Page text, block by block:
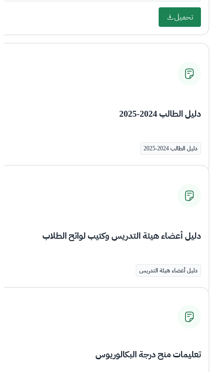
تحميل
دليل الطالب 2024-2025
دليل الطالب 2024-2025
دليل أعضاء هيئة التدريس وكتيب لوائح الطلاب
دليل أعضاء هيئة التدريس
تعليمات منح درجة البكالوريوس